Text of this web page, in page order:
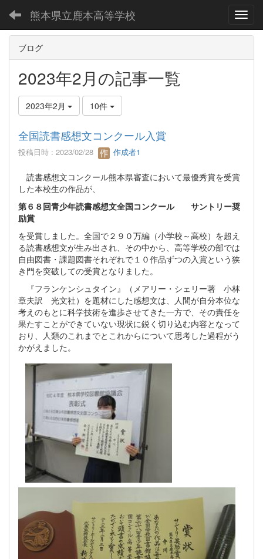
熊本県立鹿本高等学校
ブログ
2023年2月の記事一覧
2023年2月 10件
全国読書感想文コンクール入賞
投稿日時 : 2023/02/28 作成者1
読書感想文コンクール熊本県審査において最優秀賞を受賞
した本校生の作品が、
第６８回青少年読書感想文全国コンクール サントリー奨
励賞
を受賞しました。全国で２９０万編（小学校～高校）を超え
る読書感想文が生み出され、その中から、高等学校の部では
自由図書・課題図書それぞれで１０作品ずつの入賞という狭
き門を突破しての受賞となりました。
『フランケンシュタイン』（メアリー・シェリー著 小林
章夫訳 光文社）を題材にした感想文は、人間が自分本位な
考えのもとに科学技術を進歩させてきた一方で、その責任を
果たすことができていない現状に鋭く切り込む内容となって
おり、人類のこれまでとこれからについて思考した過程がう
かがえました。